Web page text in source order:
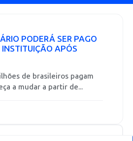
PODERÁ SER PAGO
INSTITUIÇÃO APÓS
de brasileiros pagam
a mudar a partir de...